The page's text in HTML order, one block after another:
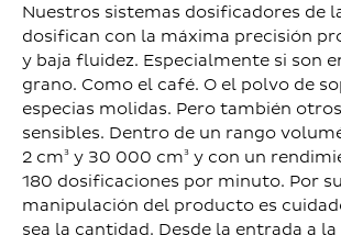
Nuestros sistemas dosificadores de
dosifican con la máxima precisión
y baja fluidez. Especialmente si son
grano. Como el café. O el polvo de
especias molidas. Pero también
sensibles. Dentro de un rango
2 cm³ y 30 000 cm³ y con un
180 dosificaciones por minuto. Por
manipulación del producto es
sea la cantidad. Desde la entrada a